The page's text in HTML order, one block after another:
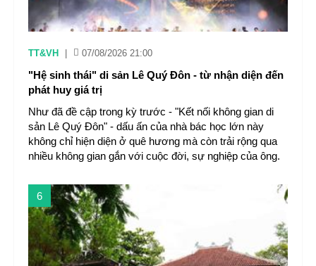
TT&VH 07/08/2026 21:00
"Hệ sinh thái" di sản Lê Quý Đôn - từ nhận diện đến
phát huy giá trị
Như đã đề cập trong kỳ trước - "Kết nối không gian di
sản Lê Quý Đôn" - dấu ấn của nhà bác học lớn này
không chỉ hiện diện ở quê hương mà còn trải rộng qua
nhiều không gian gắn với cuộc đời, sự nghiệp của ông.
6